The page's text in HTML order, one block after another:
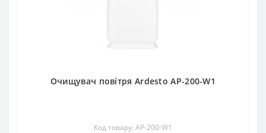
Очищувач повітря Ardesto AP-200-W1
Код товару: AP-200-W1